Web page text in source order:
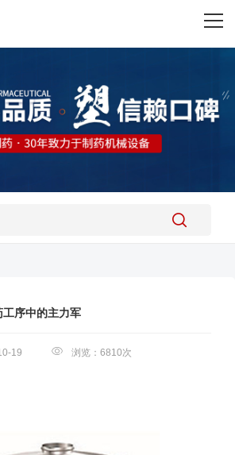
序中的主力军
10-19 浏览：6810次